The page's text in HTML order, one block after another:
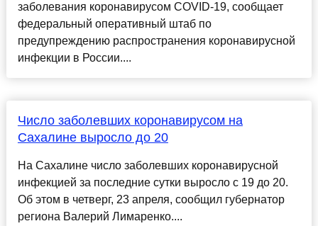
заболевания коронавирусом COVID-19, сообщает
федеральный оперативный штаб по
предупреждению распространения коронавирусной
инфекции в России....
Число заболевших коронавирусом на
Сахалине выросло до 20
На Сахалине число заболевших коронавирусной
инфекцией за последние сутки выросло с 19 до 20.
Об этом в четверг, 23 апреля, сообщил губернатор
региона Валерий Лимаренко....